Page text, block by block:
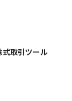
式取引ツール